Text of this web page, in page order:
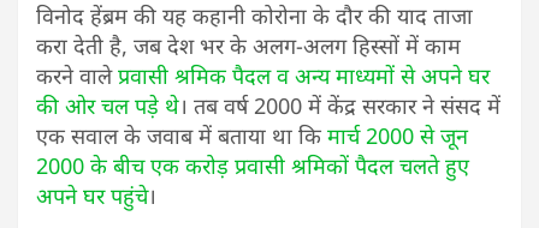
विनोद हेंब्रम की यह कहानी कोरोना के दौर की याद ताजा
करा देती है, जब देश भर के अलग-अलग हिस्सों में काम
करने वालेप्रवासी श्रमिक पैदल व अन्य माध्यमों से अपने घर
की ओर चल पड़े थे। तब वर्ष 2000 में केंद्र सरकार ने संसद में
एक सवाल के जवाब में बताया था कि मार्च 2000 से जून
2000 के बीच एक करोड़ प्रवासी श्रमिकों पैदल चलते हुए
अपने घर पहुंचे।